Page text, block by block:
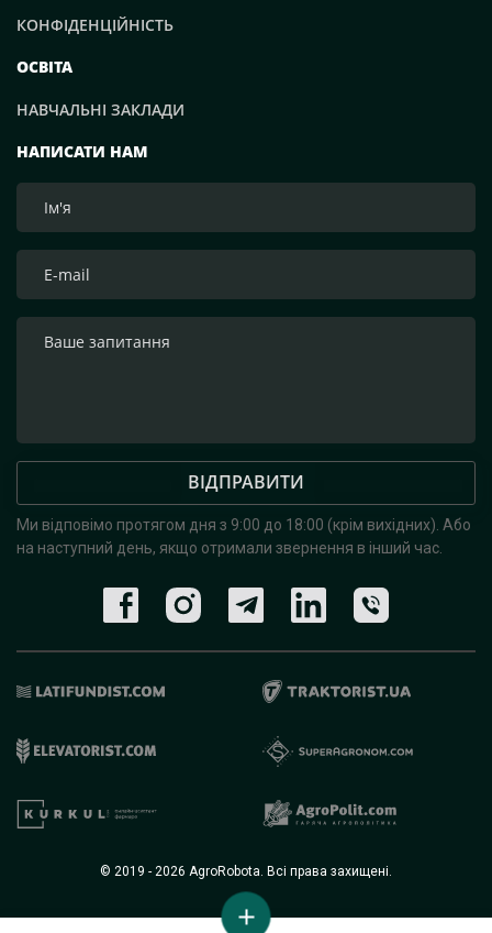
НАПИСАТИ НАМ
ВІДПРАВИТИ
Ми відповімо протягом дня з 9:00 до 18:00 (крім вихідних). Або
на наступний день, якщо отримали звернення в інший час.
КОНФІДЕНЦІЙНІСТЬ
ОСВІТА
НАВЧАЛЬНІ ЗАКЛАДИ
© 2019 - 2026 AgroRobota. Всі права захищені.